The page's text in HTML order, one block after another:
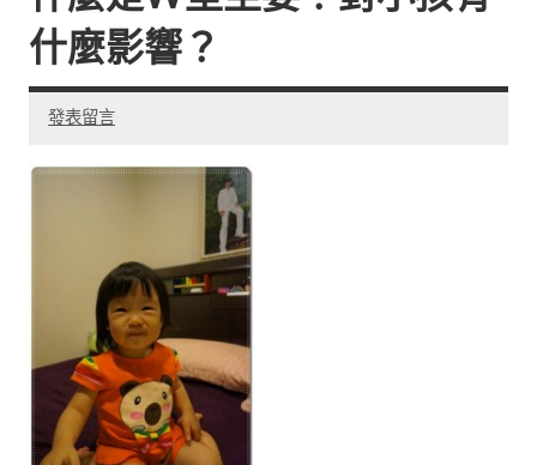
什麼影響？
發表留言